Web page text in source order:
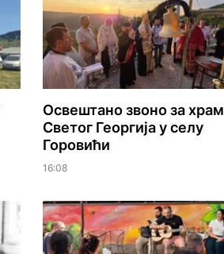
Освештано звоно за храм
Светог Георгија у селу
Горовићи
16:08